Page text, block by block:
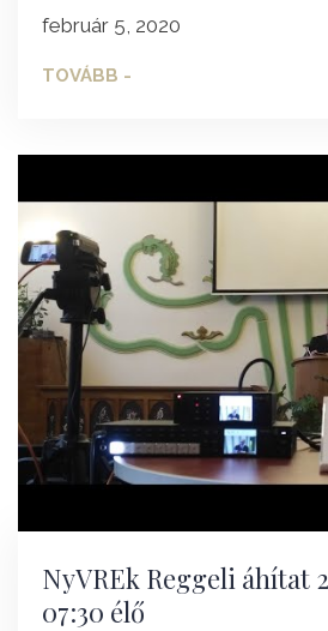
február 5, 2020
TOVÁBB -
NyVREk Reggeli áhítat
07:30 élő